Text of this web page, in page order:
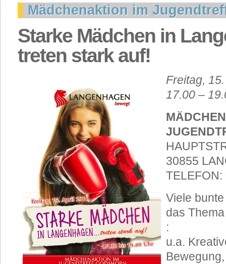
Mädchenaktion im
Starke Mädchen in
treten stark auf!
Freitag,
17.00 –
30855
TELEFON:
Viele
das
:
u.a.